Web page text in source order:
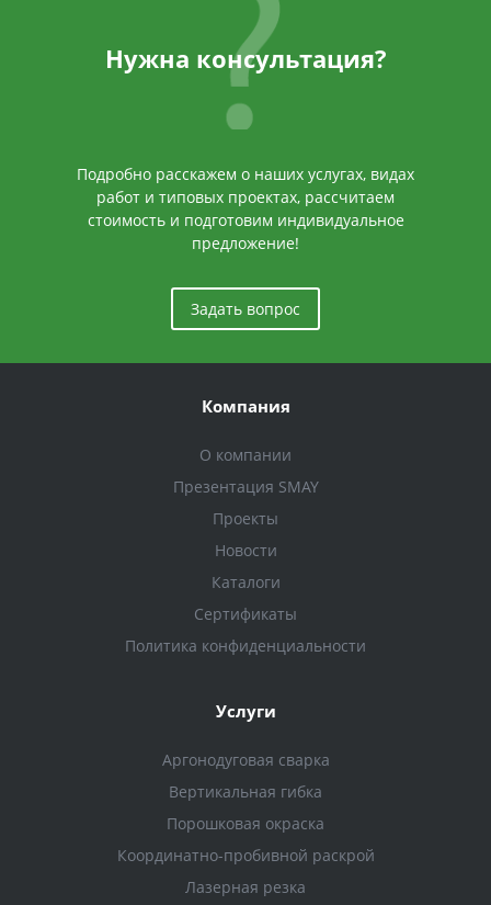
Нужна консультация?
Подробно расскажем о наших услугах, видах
работ и типовых проектах, рассчитаем
стоимость и подготовим индивидуальное
предложение!
Задать вопрос
Компания
О компании
Презентация SMAY
Проекты
Новости
Каталоги
Сертификаты
Политика конфиденциальности
Услуги
Аргонодуговая сварка
Вертикальная гибка
Порошковая окраска
Координатно-пробивной раскрой
Лазерная резка